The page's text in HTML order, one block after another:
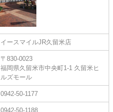
イースマイルJR久留米店
〒830-0023
福岡県久留米市中央町1-1 久留米ヒ
ルズモール
0942-50-1177
0942-50-1188